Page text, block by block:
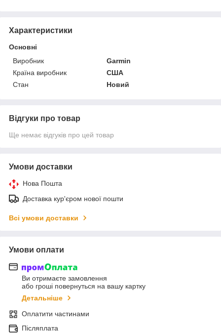
Характеристики
Основні
Виробник
Garmin
Країна виробник
США
Стан
Новий
Відгуки про товар
Ще немає відгуків про цей товар
Умови доставки
Нова Пошта
Доставка кур'єром нової пошти
Всі умови доставки
Умови оплати
Ви отримаєте замовлення
або гроші повернуться на вашу картку
Детальніше
Оплатити частинами
Післяплата